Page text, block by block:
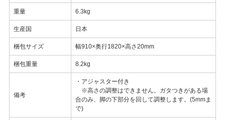
重量 6.3kg
生産国 日本
梱包サイズ 幅910×奥行1820×高さ20mm
梱包重量 8.2kg
備考
・アジャスター付き
※高さの調整はできません。ガタつきがある場
合のみ、脚の下部分を回して調整します。(5mmま
で)